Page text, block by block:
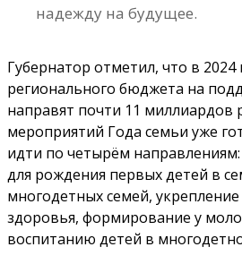
надежду на будущее.
Губернатор отметил, что в 2024
регионального бюджета на
направят почти 11 миллиардов
мероприятий Года семьи уже
идти по четырём направлениям:
для рождения первых детей в
многодетных семей,
здоровья, формирование у
воспитанию детей в